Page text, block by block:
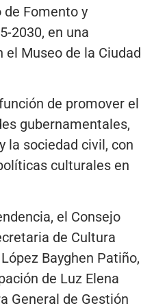
Fomento y
2030, en una
Museo de la Ciudad
de promover el
gubernamentales,
la sociedad civil, con
culturales en
el Consejo
de Cultura
Bayghen Patiño,
de Luz Elena
General de Gestión